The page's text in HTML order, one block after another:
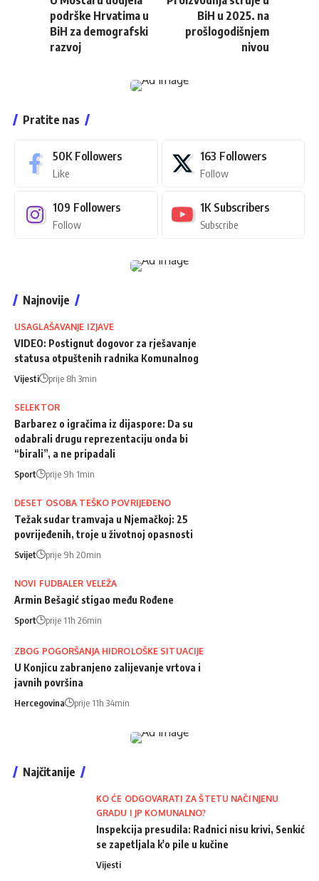
podrške Hrvatima u
BiH za demografski
razvoj
BiH u 2025. na
prošlogodišnjem
nivou
Pratite nas
50K Followers
Like
163 Followers
Follow
109 Followers
Follow
1K Subscribers
Subscribe
Najnovije
USAGLAŠAVANJE IZJAVE
VIDEO: Postignut dogovor za rješavanje
statusa otpuštenih radnika Komunalnog
Vijesti prije 8h 3min
SELEKTOR
Barbarez o igračima iz dijaspore: Da su
odabrali drugu reprezentaciju onda bi
“birali”, a ne pripadali
Sport prije 9h 1min
DESET OSOBA TEŠKO POVRIJEĐENO
Težak sudar tramvaja u Njemačkoj: 25
povrijeđenih, troje u životnoj opasnosti
Svijet prije 9h 20min
NOVI FUDBALER VELEŽA
Armin Bešagić stigao među Rođene
Sport prije 11h 26min
ZBOG POGORŠANJA HIDROLOŠKE SITUACIJE
U Konjicu zabranjeno zalijevanje vrtova i
javnih površina
Hercegovina prije 11h 34min
Najčitanije
KO ĆE ODGOVARATI ZA ŠTETU NAČINJENU
GRADU I JP KOMUNALNO?
Inspekcija presudila: Radnici nisu krivi, Senkić
se zapetljala k'o pile u kučine
Vijesti